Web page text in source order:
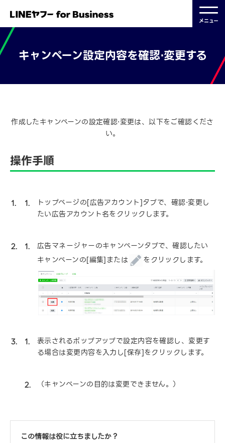
メニュー
キャンペーン設定内容を確認⋅変更する
作成したキャンペーンの設定確認⋅変更は、以下をご確認くださ
い。
操作手順
トップページの[広告アカウント]タブで、確認⋅変更し
たい広告アカウント名をクリックします。
広告マネージャーのキャンペーンタブで、確認したい
キャンペーンの[編集]または
をクリックします。
表示されるポップアップで設定内容を確認し、変更す
る場合は変更内容を入力し[保存]をクリックします。
（キャンペーンの目的は変更できません。）
この情報は役に立ちましたか？